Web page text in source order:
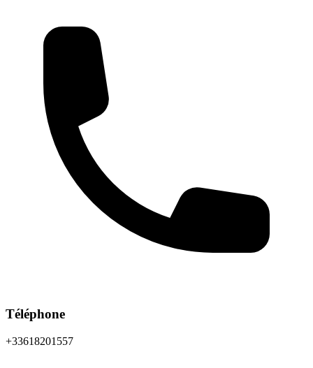
Téléphone
+33618201557